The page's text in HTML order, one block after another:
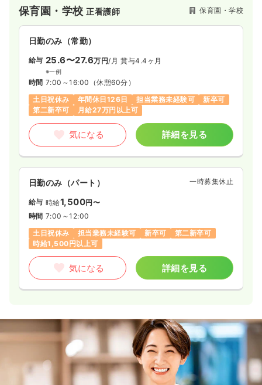
保育園・学校正看護師 保育園・学校
日勤のみ（常勤）
給与 25.6〜27.6万円/月 賞与4.4ヶ月
※一例
時間 7:00～16:00 （休憩60分）
土日祝休み
年間休日126日 担当業務未経験可
新卒可
第二新卒可
月給27万円以上可
気になる 詳細を見る
日勤のみ（パート） 一時募集休止
給与 時給1,500円〜
時間 7:00～12:00
土日祝休み
担当業務未経験可 新卒可
第二新卒可
時給1,500円以上可
気になる 詳細を見る